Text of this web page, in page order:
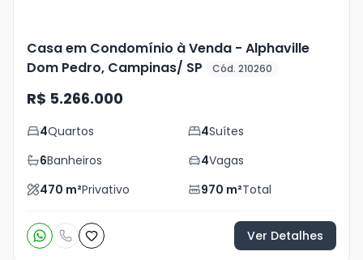
Casa em Condomínio à Venda - Alphaville
Dom Pedro, Campinas/ SP
Cód. 210260
R$ 5.266.000
4Quartos 4Suítes
6Banheiros 4Vagas
470 m²Privativo 970 m²Total
Ver Detalhes